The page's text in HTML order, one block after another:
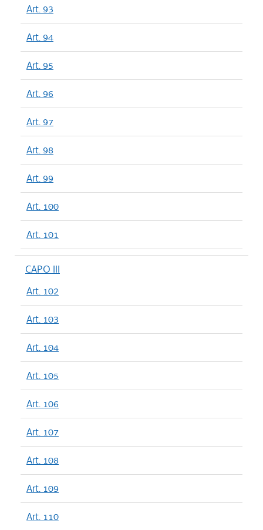
Art. 93
Art. 94
Art. 95
Art. 96
Art. 97
Art. 98
Art. 99
Art. 100
Art. 101
CAPO III
Art. 102
Art. 103
Art. 104
Art. 105
Art. 106
Art. 107
Art. 108
Art. 109
Art. 110